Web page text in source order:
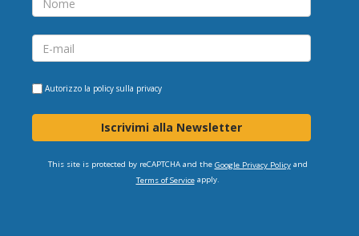
Autorizzo la policy sulla privacy
Iscrivimi alla Newsletter
This site is protected by reCAPTCHA and the Google Privacy Policyand
Terms of Serviceapply.